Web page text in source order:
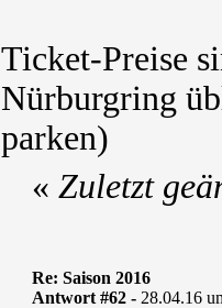
Ticket-Preise
Nürburgring
parken)
« Zuletzt
Re: Saison 2016
Antwort #62 - 28.04.16